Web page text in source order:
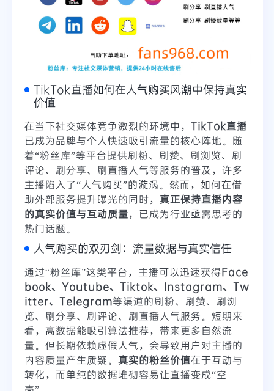
TikTok直播如何在人气购买风潮中保持真实
价值
在当下社交媒体竞争激烈的环境中， TikTok直播
已成为品牌与个人快速吸引流量的核心阵地。随
着“粉丝库”等平台提供刷粉、刷赞、刷浏览、刷
评论、刷分享、刷直播人气等服务的普及，许多
主播陷入了“人气购买”的漩涡。然而，如何在借
助外部服务提升曝光的同时， 真正保持直播内容
的真实价值与互动质量，已成为行业亟需思考的
热门话题。
人气购买的双刃剑：流量数据与真实信任
通过“粉丝库”这类平台，主播可以迅速获得Face
book、Youtube、Tiktok、Instagram、Tw
itter、Telegram等渠道的刷粉、刷赞、刷浏
览、刷分享、刷评论、刷直播人气服务。短期来
看，高数据能吸引算法推荐，带来更多自然流
量。但长期依赖虚假人气，会导致用户对主播的
内容质量产生质疑。 真实的粉丝价值在于互动与
转化，而单纯的数据堆砌容易让直播变成“空